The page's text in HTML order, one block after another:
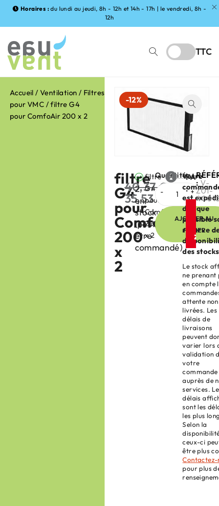
Horaires : du lundi au jeudi, 8h - 12h et 14h - 17h | le vendredi, 8h -
12h
TTC
Accueil /Ventilation / Filtres
pour VMC / filtre G4
pour ComfoAir 200 x 2
-12%
filtre
G4
pour
ComfoAir
200
x
2
40,37€
35,53€
2
en
stock
(peut
être
commandé)
filtre
G4
pour
ComfoAir
200
x 2
Quantité
AJOUTER AU
PANIER
Votre
est
dès que
possible
réserve
des
Le stock
ne prenant
en compte
attente non
livrées. Les
délais de
livraisons
peuvent
varier lors
validation
votre
commande
auprès de
services.
délais
sont les
les plus
Selon la
ceux-ci
être plus
Contactez-
pour plus
:
: V-
Z01-